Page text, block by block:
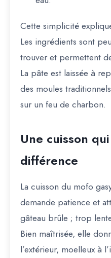
Cette simplicité
Les ingrédients sont
trouver et permettent
La pâte est laissée à
des moules
sur un feu de charbon.
Une cuisson
différence
La cuisson du mofo
demande patience et
gâteau brûle ; trop
Bien maîtrisée, elle
l’extérieur, moelleux à